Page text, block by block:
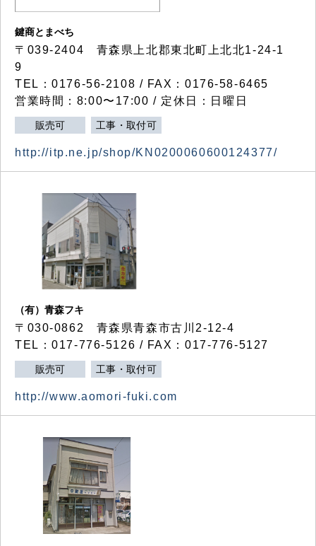
鍵商とまべち
〒039-2404 青森県上北郡東北町上北北1-24-1
9
TEL：0176-56-2108 / FAX：0176-58-6465
営業時間：8:00〜17:00 / 定休日：日曜日
販売可 工事・取付可
http://itp.ne.jp/shop/KN0200060600124377/
（有）青森フキ
〒030-0862 青森県青森市古川2-12-4
TEL：017-776-5126 / FAX：017-776-5127
販売可 工事・取付可
http://www.aomori-fuki.com